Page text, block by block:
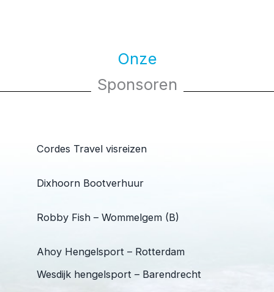
Onze
Sponsoren
Cordes Travel visreizen
Dixhoorn Bootverhuur
Robby Fish – Wommelgem (B)
Ahoy Hengelsport – Rotterdam
Wesdijk hengelsport – Barendrecht